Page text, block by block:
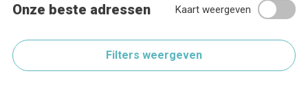
Onze beste adressen Kaart weergeven
Filters weergeven